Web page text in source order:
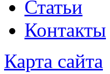
Статьи
Контакты
Карта сайта